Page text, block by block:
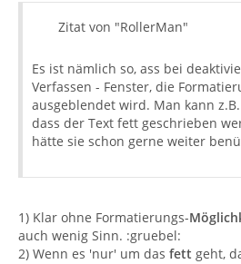
Zitat von "RollerMan"
Es ist nämlich so, ass bei
Verfassen - Fenster, die
ausgeblendet wird. Man kann
dass der Text fett geschrieben
hätte sie schon gerne weiter
1) Klar ohne Formatierungs-
auch wenig Sinn. :gruebel:
2) Wenn es 'nur' um das fett geht,